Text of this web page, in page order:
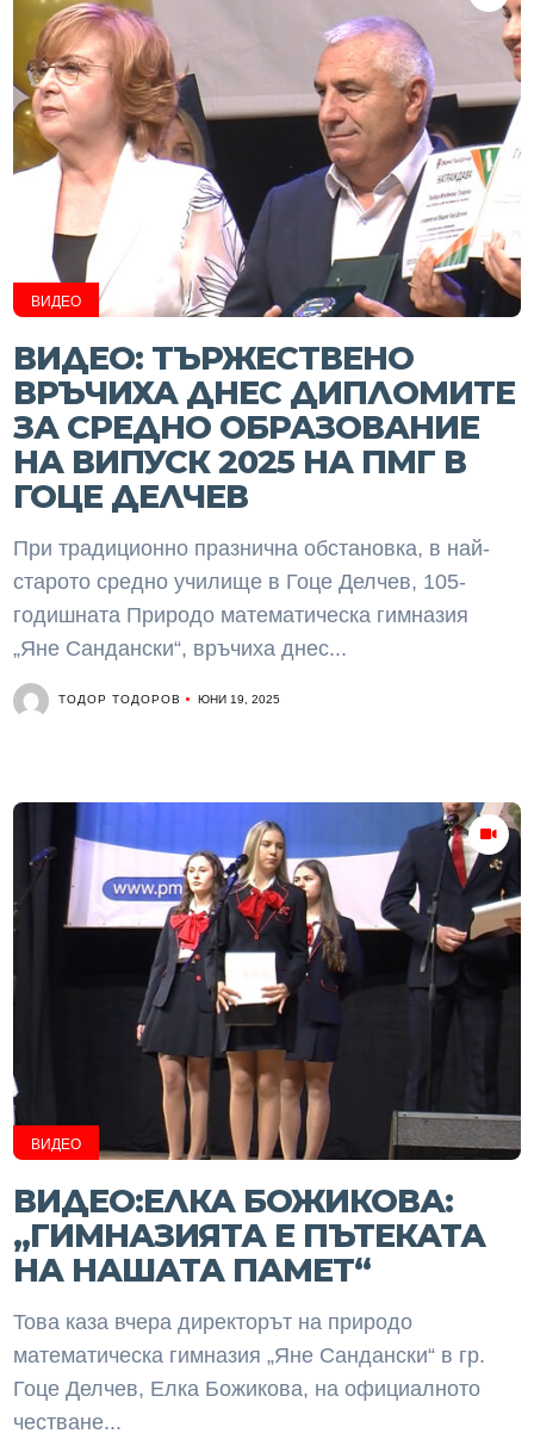
ВИДЕО
ВИДЕО: ТЪРЖЕСТВЕНО
ВРЪЧИХА ДНЕС ДИПЛОМИТЕ
ЗА СРЕДНО ОБРАЗОВАНИЕ
НА ВИПУСК 2025 НА ПМГ В
ГОЦЕ ДЕЛЧЕВ
При традиционно празнична обстановка, в най-
старото средно училище в Гоце Делчев, 105-
годишната Природо математическа гимназия
„Яне Сандански“, връчиха днес...
ТОДОР ТОДОРОВ ЮНИ 19, 2025
ВИДЕО
ВИДЕО:ЕЛКА БОЖИКОВА:
„ГИМНАЗИЯТА Е ПЪТЕКАТА
НА НАШАТА ПАМЕТ“
Toва каза вчера директорът на природо
математическа гимназия „Яне Сандански“ в гр.
Гоце Делчев, Eлка Божикова, на официалното
честване...